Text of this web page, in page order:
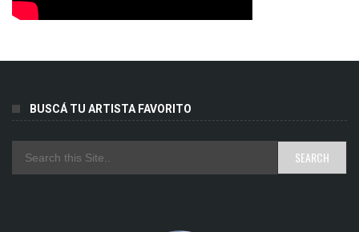
BUSCÁ TU ARTISTA FAVORITO